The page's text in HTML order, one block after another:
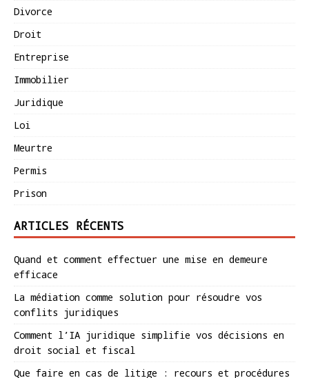
Divorce
Droit
Entreprise
Immobilier
Juridique
Loi
Meurtre
Permis
Prison
ARTICLES RÉCENTS
Quand et comment effectuer une mise en demeure
efficace
La médiation comme solution pour résoudre vos
conflits juridiques
Comment l’IA juridique simplifie vos décisions en
droit social et fiscal
Que faire en cas de litige : recours et procédures